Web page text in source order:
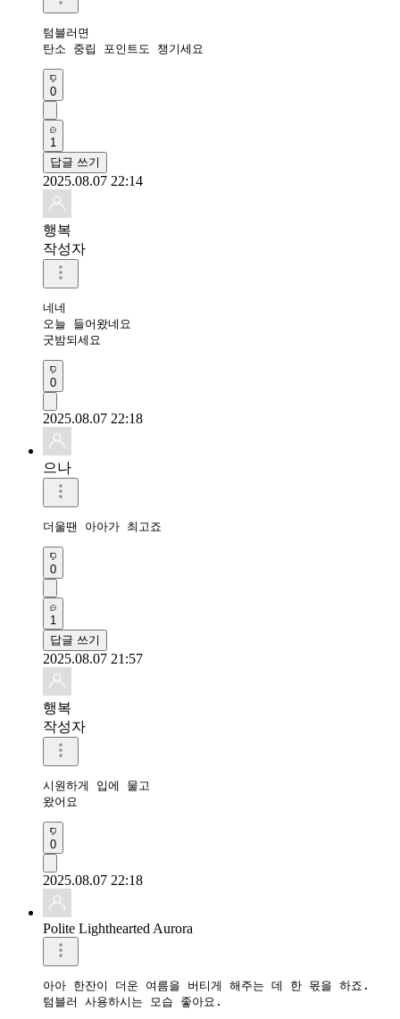
텀블러면
탄소 중립 포인트도 챙기세요
0
1
답글 쓰기
2025.08.07 22:14
행복
작성자
네네
오늘 들어왔네요
굿밤되세요
0
2025.08.07 22:18
으나
더울땐 아아가 최고죠
0
1
답글 쓰기
2025.08.07 21:57
행복
작성자
시원하게 입에 물고
왔어요
0
2025.08.07 22:18
Polite Lighthearted Aurora
아아 한잔이 더운 여름을 버티게 해주는 데 한 몫을 하죠.
텀블러 사용하시는 모습 좋아요.